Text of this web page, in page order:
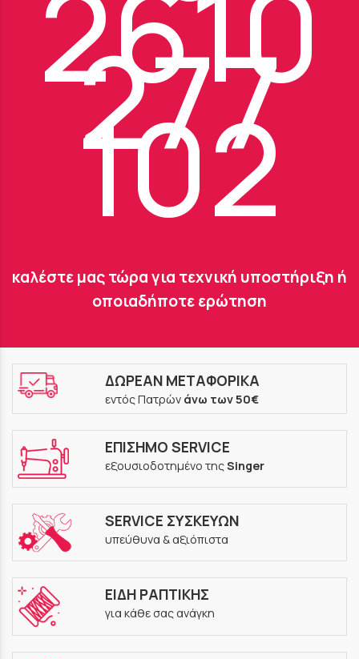
277
102
καλέστε μας τώρα για τεχνική υποστήριξη ή
οποιαδήποτε ερώτηση
ΔΩΡΕΑΝ ΜΕΤΑΦΟΡΙΚΑ
εντός Πατρών άνω των 50€
ΕΠΙΣΗΜΟ SERVICE
εξουσιοδοτημένο τηςSinger
SERVICE ΣΥΣΚΕΥΩΝ
υπεύθυνα & αξιόπιστα
ΕΙΔΗ ΡΑΠΤΙΚΗΣ
για κάθε σας ανάγκη